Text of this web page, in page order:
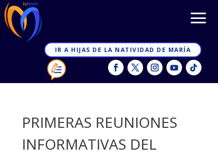
IR A HIJAS DE LA NATIVIDAD DE MARÍA
PRIMERAS REUNIONES
INFORMATIVAS DEL